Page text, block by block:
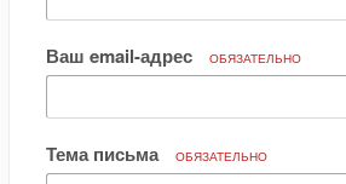
Ваш email-адрес ОБЯЗАТЕЛЬНО
Тема письма ОБЯЗАТЕЛЬНО